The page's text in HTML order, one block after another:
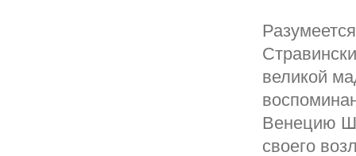
великой
Венецию
своего